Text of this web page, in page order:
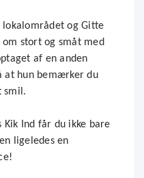
og Gitte
om stort og småt med
af en anden
at hun bemærker du
smil.
Ind får du ikke bare
ligeledes en